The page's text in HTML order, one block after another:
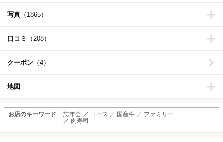
写真 （1865）
口コミ （208）
クーポン （4）
地図
お店のキーワード
忘年会 ／ コース ／ 国産牛 ／ ファミリー
／ 肉寿司